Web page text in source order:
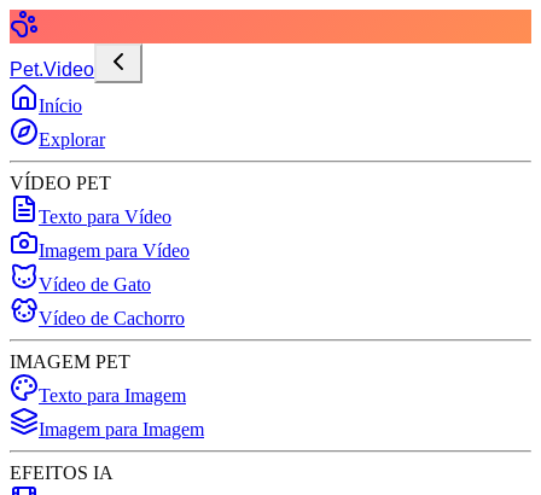
Pet.Video
Início
Explorar
VÍDEO PET
Texto para Vídeo
Imagem para Vídeo
Vídeo de Gato
Vídeo de Cachorro
IMAGEM PET
Texto para Imagem
Imagem para Imagem
EFEITOS IA